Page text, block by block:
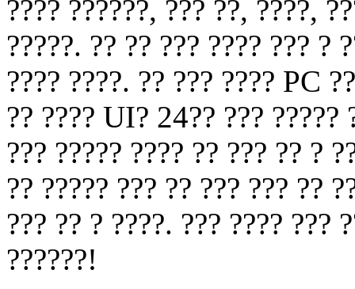
???? ??????, ??? ??, ????,
?????. ?? ?? ??? ???? ??? ?
???? ????. ?? ??? ???? PC
?? ???? UI? 24?? ??? ?????
??? ????? ???? ?? ??? ?? ?
?? ????? ??? ?? ??? ??? ??
??? ?? ? ????. ??? ???? ???
??????!